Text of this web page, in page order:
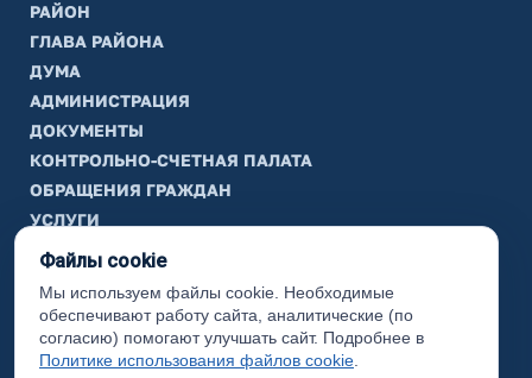
РАЙОН
ГЛАВА РАЙОНА
ДУМА
АДМИНИСТРАЦИЯ
ДОКУМЕНТЫ
КОНТРОЛЬНО-СЧЕТНАЯ ПАЛАТА
ОБРАЩЕНИЯ ГРАЖДАН
УСЛУГИ
ТИК
ИНФОРМАЦИЯ
Законодательная карта
Карта сайта
Файлы cookie
Мы используем файлы cookie. Необходимые
обеспечивают работу сайта, аналитические (по
согласию) помогают улучшать сайт. Подробнее в
Политике использования файлов cookie